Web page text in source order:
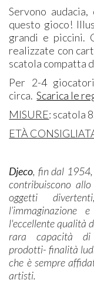
Servono
questo gioco!
grandi e piccini.
realizzate con
scatola compatta
Per 2-4
circa.Scarica le
MISURE: scatola 8
ETÀ
Djeco, fin dal
contribuiscono
oggetti
l'eccellente qualità
rara capacità
prodotti- finalità
che è sempre
artisti.